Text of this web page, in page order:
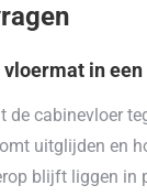
in
de cabinevloer
uitglijden en
blijft liggen in